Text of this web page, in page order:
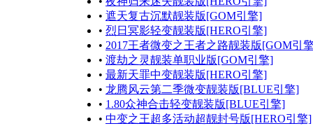
• 遮天复古沉默靓装版[GOM引擎]
• 烈日冥影轻变靓装版[HERO引擎]
• 2017王者微变之王者之路靓装版[GOM引
• 渡劫之灵靓装单职业版[GOM引擎]
• 最新天罪中变靓装版[HERO引擎]
• 龙腾风云第二季微变靓装版[BLUE引擎]
• 1.80众神合击轻变靓装版[BLUE引擎]
• 中变之王超多活动超靓封号版[HERO引擎]